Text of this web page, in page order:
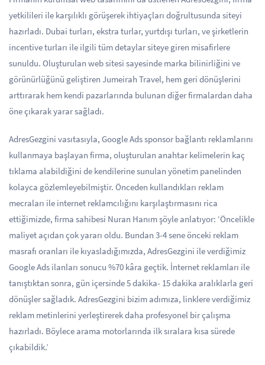
yetkilileri ile karşılıklı görüşerek ihtiyaçları doğrultusunda siteyi
hazırladı. Dubai turları, ekstra turlar, yurtdışı turları, ve şirketlerin
incentive turları ile ilgili tüm detaylar siteye giren misafirlere
sunuldu. Oluşturulan web sitesi sayesinde marka bilinirliğini ve
görünürlüğünü geliştiren Jumeirah Travel, hem geri dönüşlerini
arttırarak hem kendi pazarlarında bulunan diğer firmalardan daha
öne çıkarak yarar sağladı.
AdresGezgini vasıtasıyla, Google Ads sponsor bağlantı reklamlarını
kullanmaya başlayan firma, oluşturulan anahtar kelimelerin kaç
tıklama alabildiğini de kendilerine sunulan yönetim panelinden
kolayca gözlemleyebilmiştir. Önceden kullandıkları reklam
mecraları ile internet reklamcılığını karşılaştırmasını rica
ettiğimizde, firma sahibesi Nuran Hanım şöyle anlatıyor: ‘Öncelikle
maliyet açıdan çok yararı oldu. Bundan 3-4 sene önceki reklam
masrafı oranları ile kıyasladığımızda, AdresGezgini ile verdiğimiz
Google Ads ilanları sonucu %70 kâra geçtik. İnternet reklamları ile
tanıştıktan sonra, gün içersinde 5 dakika- 15 dakika aralıklarla geri
dönüşler sağladık. AdresGezgini bizim adımıza, linklere verdiğimiz
reklam metinlerini yerleştirerek daha profesyonel bir çalışma
hazırladı. Böylece arama motorlarında ilk sıralara kısa sürede
çıkabildik.’